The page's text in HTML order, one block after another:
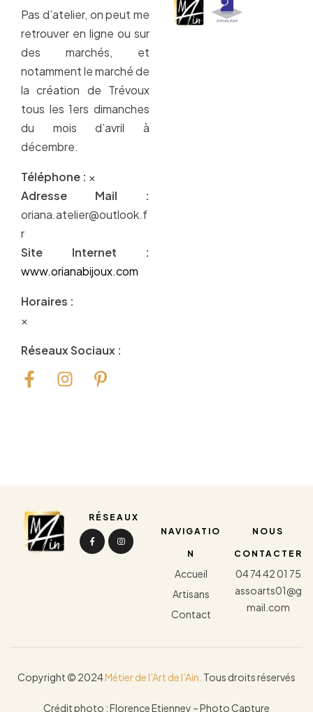
Pas d’atelier, on peut me
retrouver en ligne ou sur
des marchés, et
notamment le marché de
la création de Trévoux
tous les 1ers dimanches
du mois d’avril à
décembre.
Téléphone : ×
Adresse Mail :
oriana.atelier@outlook.f
r
Site Internet :
www.orianabijoux.com
Horaires :
×
Réseaux Sociaux :
RÉSEAUX
NAVIGATIO
N
Accueil
Artisans
Contact
NOUS
CONTACTER
04 74 42 01 75
assoarts01@g
mail.com
Copyright © 2024Métier de l’Art de l’Ain. Tous droits réservés
Crédit photo : Florence Etienney – Photo Capture